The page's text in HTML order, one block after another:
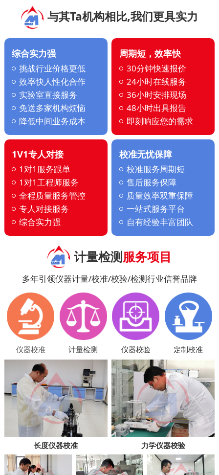
与其Ta机构相比,我们更具实力
综合实力强
挑战行业价格更低
效率快人性化合作
实验室直接服务
免送多家机构烦恼
降低中间业务成本
周期短，效率快
30分钟快速报价
24小时在线服务
36小时安排现场
48小时出具报告
即刻响应您的需求
1V1专人对接
1对1服务跟单
1对1工程师服务
全程质量服务管控
专人对接服务
综合实力强
校准无忧保障
校准服务周期短
售后服务保障
质量效率双重保障
一站式服务平台
自有经验丰富团队
计量检测服务项目
多年引领仪器计量/校准/校验/检测行业信誉品牌
仪器校准 计量检测 仪器校验 定制校准
长度仪器校准 力学仪器校验